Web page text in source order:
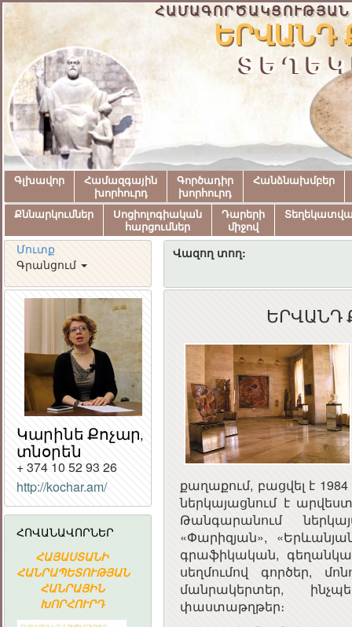
ԵՐՎԱՆԴ
Գլխավոր
Համազգային
խորհուրդ
Գործադիր
խորհուրդ
Հանձնախմբեր
Քննարկումներ
Սոցիոլոգիական
հարցումներ
Դարերի
միջով
Մուտք
Գրանցում
Վազող տող:
Կարինե Քոչար,
տնօրեն
+ 374 10 52 93 26
http://kochar.am/
ՀՈՎԱՆԱՎՈՐՆԵՐ
ՀԱՅԱՍՏԱՆԻ
ՀԱՆՐԱՊԵՏՈՒԹՅԱՆ
ՀԱՆՐԱՅԻՆ
ԽՈՐՀՈՒՐԴ
Հայաստանի
Ակադեմիական
գիտահետազոտական
կոմպյուտերային
ցանց
ԵՐՎԱՆԴ
քաղաքում, բացվել է
ներկայացնում է
Թանգարանում
«Փարիզյան»,
գրաֆիկական,
սեղմումով գործեր,
մանրակերտեր,
փաստաթղթեր։
ՀԱՅԱՍՏԱՆԻ
ՀԱՆՐԱՅԻՆ
ԽՈՐՀՈՒՐԴ